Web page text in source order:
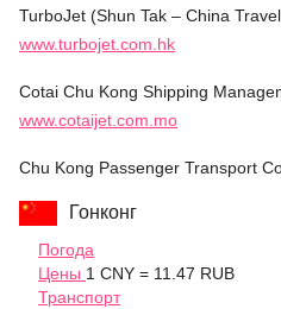
TurboJet (Shun Tak – China
www.turbojet.com.hk
Cotai Chu Kong Shipping
www.cotaijet.com.mo
Chu Kong Passenger Transport
Гонконг
Погода
Цены 1 CNY = 11.47 RUB
Транспорт